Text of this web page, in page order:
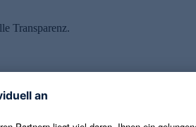
Transparenz.